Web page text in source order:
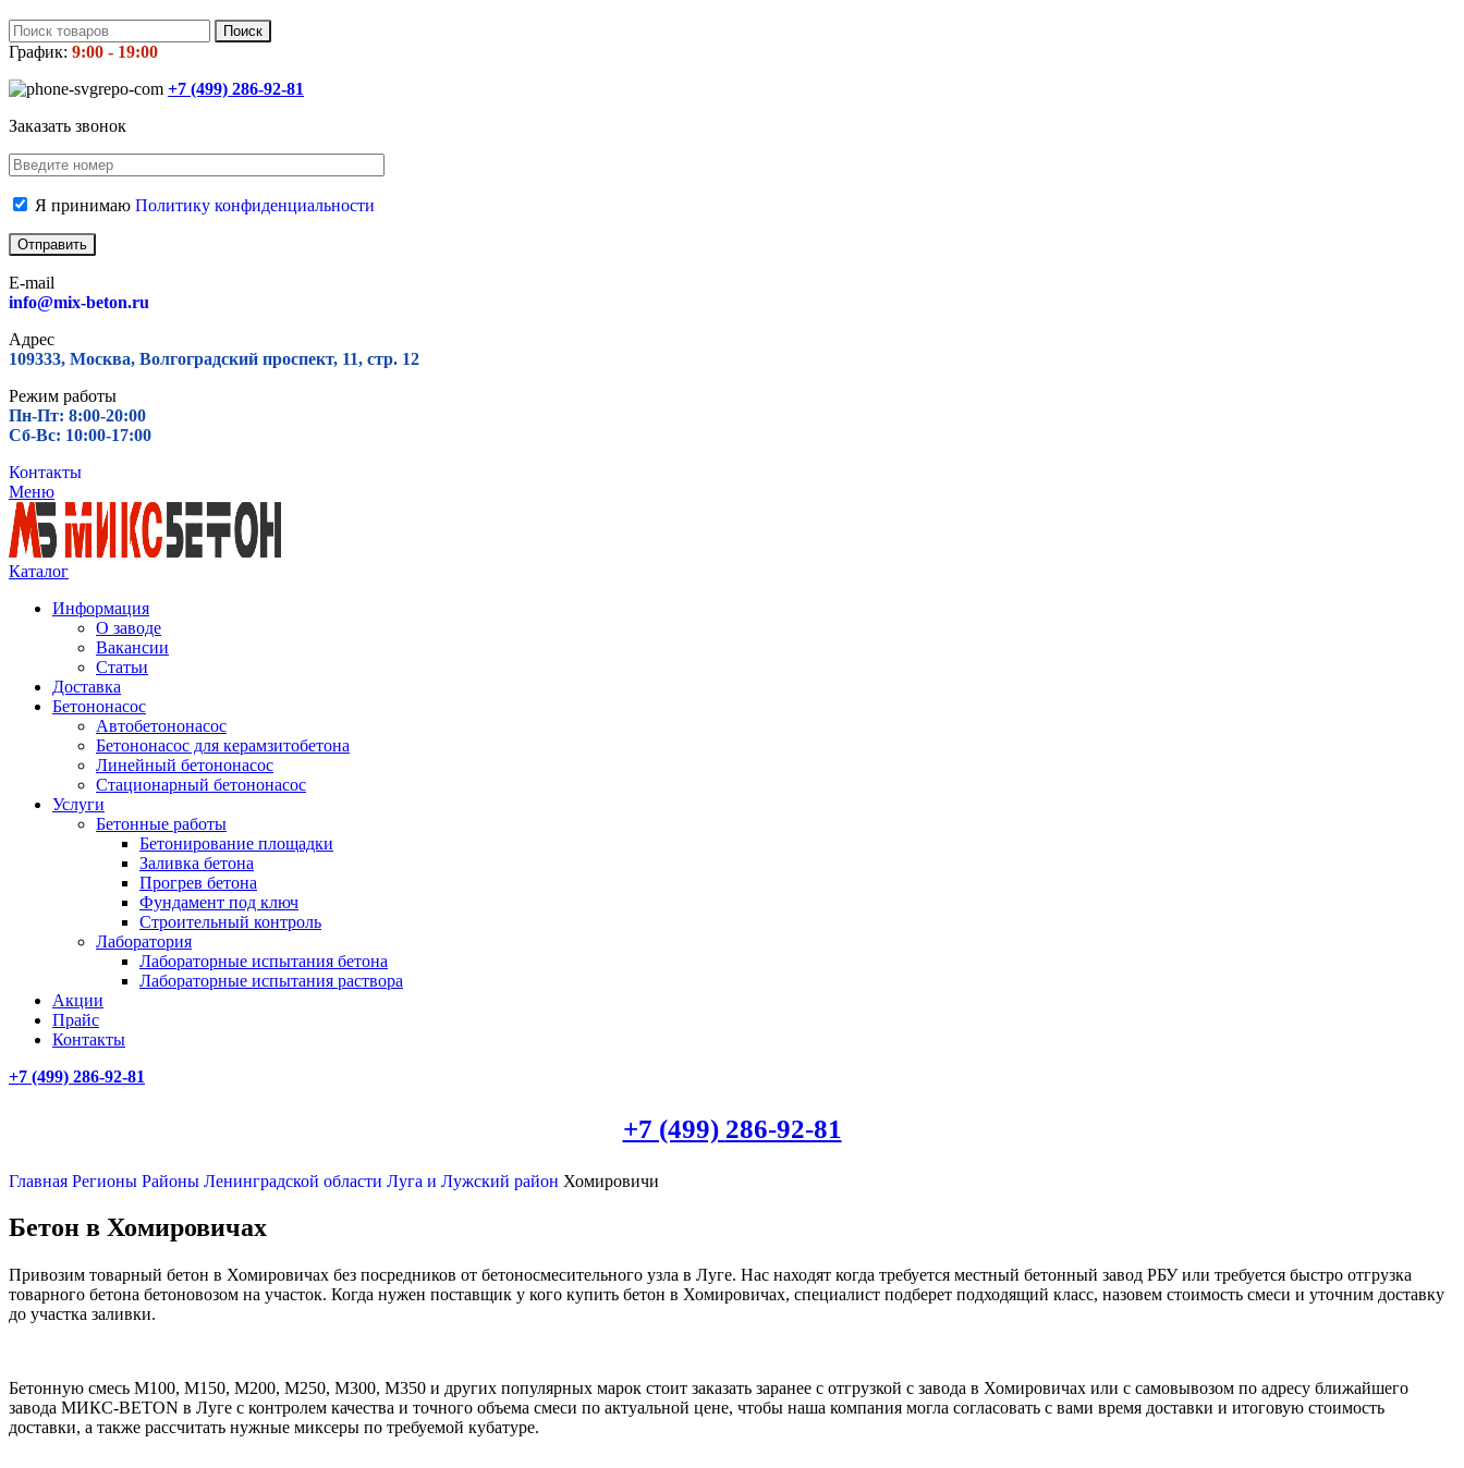
Поиск
График: 9:00 - 19:00
+7 (499) 286-92-81
Заказать звонок
Я принимаю Политику конфиденциальности
E-mail
info@mix-beton.ru
Адрес
109333, Москва, Волгоградский проспект, 11, стр. 12
Режим работы
Пн-Пт: 8:00-20:00
Сб-Вс: 10:00-17:00
Контакты
Меню
Каталог
Информация
О заводе
Вакансии
Статьи
Доставка
Бетононасос
Автобетононасос
Бетононасос для керамзитобетона
Линейный бетононасос
Стационарный бетононасос
Услуги
Бетонные работы
Бетонирование площадки
Заливка бетона
Прогрев бетона
Фундамент под ключ
Строительный контроль
Лаборатория
Лабораторные испытания бетона
Лабораторные испытания раствора
Акции
Прайс
Контакты
+7 (499) 286-92-81
+7 (499) 286-92-81
Главная Регионы Районы Ленинградской области Луга и Лужский район Хомировичи
Бетон в Хомировичах
Привозим товарный бетон в Хомировичах без посредников от бетоносмесительного узла в Луге. Нас находят когда требуется местный бетонный завод РБУ или требуется быстро отгрузка
товарного бетона бетоновозом на участок. Когда нужен поставщик у кого купить бетон в Хомировичах, специалист подберет подходящий класс, назовем стоимость смеси и уточним доставку
до участка заливки.
Бетонную смесь М100, М150, М200, М250, М300, М350 и других популярных марок стоит заказать заранее с отгрузкой с завода в Хомировичах или с самовывозом по адресу ближайшего
завода МИКС-BETON в Луге с контролем качества и точного объема смеси по актуальной цене, чтобы наша компания могла согласовать с вами время доставки и итоговую стоимость
доставки, а также рассчитать нужные миксеры по требуемой кубатуре.